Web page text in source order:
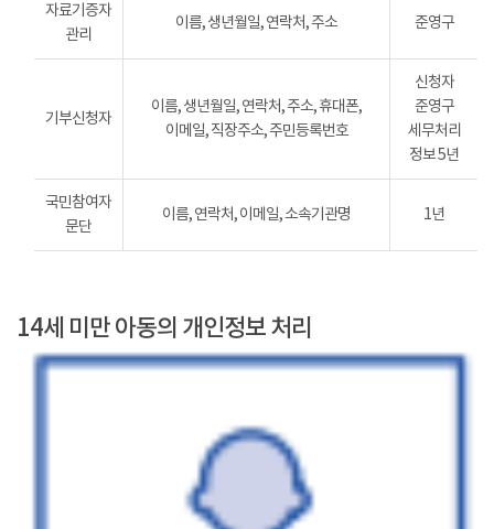
자료기증자
관리
이름, 생년월일, 연락처, 주소 준영구
기부신청자
이름, 생년월일, 연락처, 주소, 휴대폰,
이메일, 직장주소, 주민등록번호
신청자
준영구
세무처리
정보 5년
국민참여자
문단
이름, 연락처, 이메일, 소속기관명 1년
14세 미만 아동의 개인정보 처리